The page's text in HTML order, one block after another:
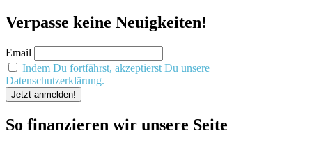
Verpasse keine Neuigkeiten!
Email
Indem Du fortfährst, akzeptierst Du unsere
Datenschutzerklärung.
So finanzieren wir unsere Seite